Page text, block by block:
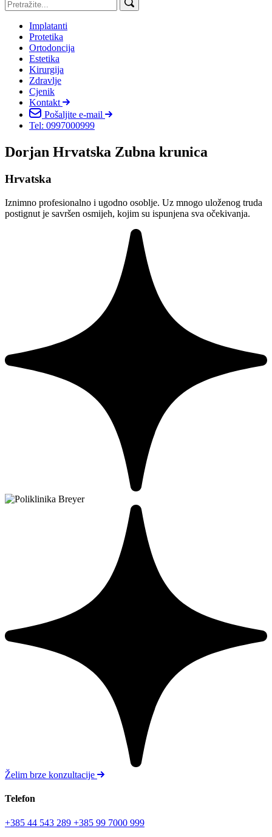
Implatanti
Protetika
Ortodoncija
Estetika
Kirurgija
Zdravlje
Cjenik
Kontakt
Pošaljite e-mail
Tel: 0997000999
Dorjan Hrvatska Zubna krunica
Hrvatska
Iznimno profesionalno i ugodno osoblje. Uz mnogo uloženog truda
postignut je savršen osmijeh, kojim su ispunjena sva očekivanja.
Želim brze konzultacije
Telefon
+385 44 543 289 +385 99 7000 999